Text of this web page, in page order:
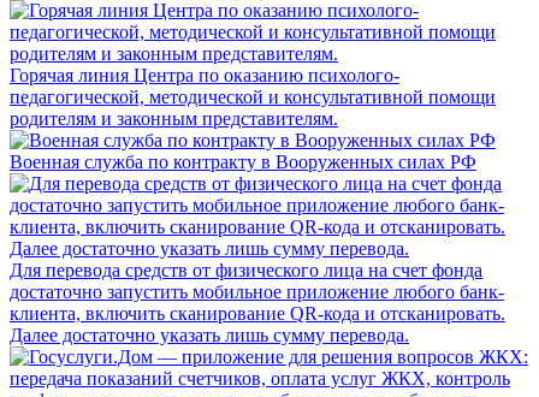
Горячая линия Центра по оказанию психолого-
педагогической, методической и консультативной помощи
родителям и законным представителям.
Военная служба по контракту в Вооруженных силах РФ
Для перевода средств от физического лица на счет фонда
достаточно запустить мобильное приложение любого банк-
клиента, включить сканирование QR-кода и отсканировать.
Далее достаточно указать лишь сумму перевода.